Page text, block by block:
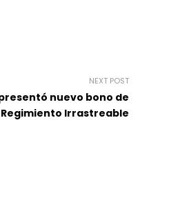
NEXT POST
nuevo bono de
Irrastreable